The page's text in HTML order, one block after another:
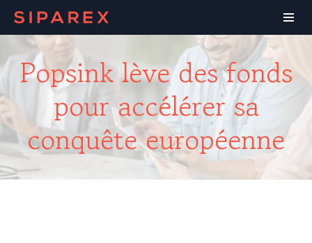
Popsink lève des fonds
pour accélérer sa
conquête européenne